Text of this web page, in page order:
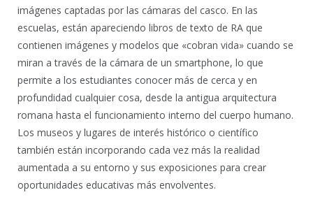
imágenes captadas por las cámaras del casco. En las
escuelas, están apareciendo libros de texto de RA que
contienen imágenes y modelos que «cobran vida» cuando se
miran a través de la cámara de un smartphone, lo que
permite a los estudiantes conocer más de cerca y en
profundidad cualquier cosa, desde la antigua arquitectura
romana hasta el funcionamiento interno del cuerpo humano.
Los museos y lugares de interés histórico o científico
también están incorporando cada vez más la realidad
aumentada a su entorno y sus exposiciones para crear
oportunidades educativas más envolventes.